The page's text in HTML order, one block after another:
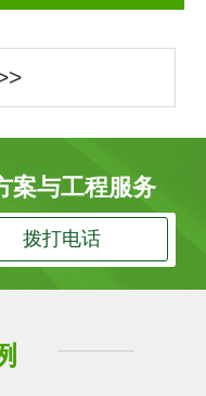
案与工程服务
拨打电话